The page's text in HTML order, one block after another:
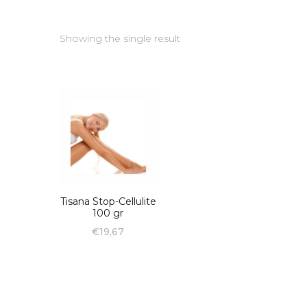
Showing the single result
Tisana Stop-Cellulite
100 gr
€19,67